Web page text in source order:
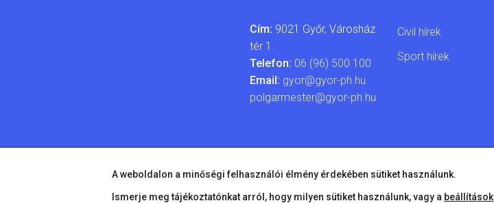
Cím: 9021 Győr, Városház
tér 1.
Telefon: 06 (96) 500 100
Email: gyor@gyor-ph.hu
polgarmester@gyor-ph.hu
Civil hírek
Sport hírek
A weboldalon a minőségi felhasználói élmény érdekében sütiket használunk.
Ismerje meg tájékoztatónkat arról, hogy milyen sütiket használunk, vagy a beállítások